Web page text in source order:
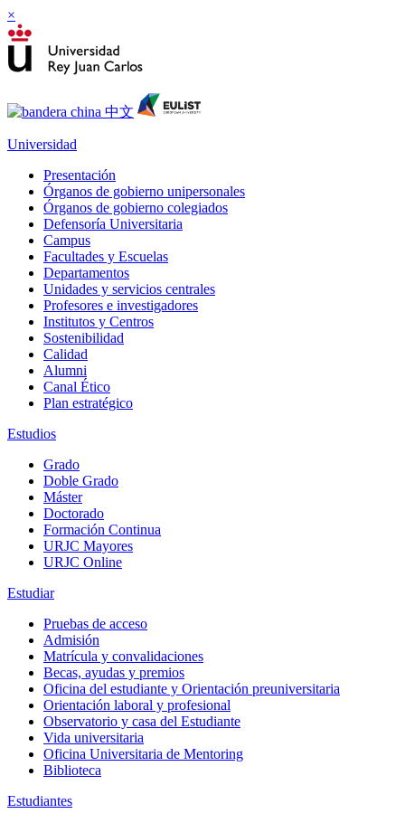
×
Universidad
Presentación
Órganos de gobierno unipersonales
Órganos de gobierno colegiados
Defensoría Universitaria
Campus
Facultades y Escuelas
Departamentos
Unidades y servicios centrales
Profesores e investigadores
Institutos y Centros
Sostenibilidad
Calidad
Alumni
Canal Ético
Plan estratégico
Estudios
Grado
Doble Grado
Máster
Doctorado
Formación Continua
URJC Mayores
URJC Online
Estudiar
Pruebas de acceso
Admisión
Matrícula y convalidaciones
Becas, ayudas y premios
Oficina del estudiante y Orientación preuniversitaria
Orientación laboral y profesional
Observatorio y casa del Estudiante
Vida universitaria
Oficina Universitaria de Mentoring
Biblioteca
Estudiantes